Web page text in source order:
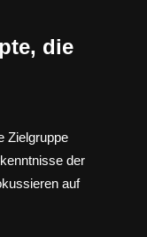
die
Zielgruppe
der
auf